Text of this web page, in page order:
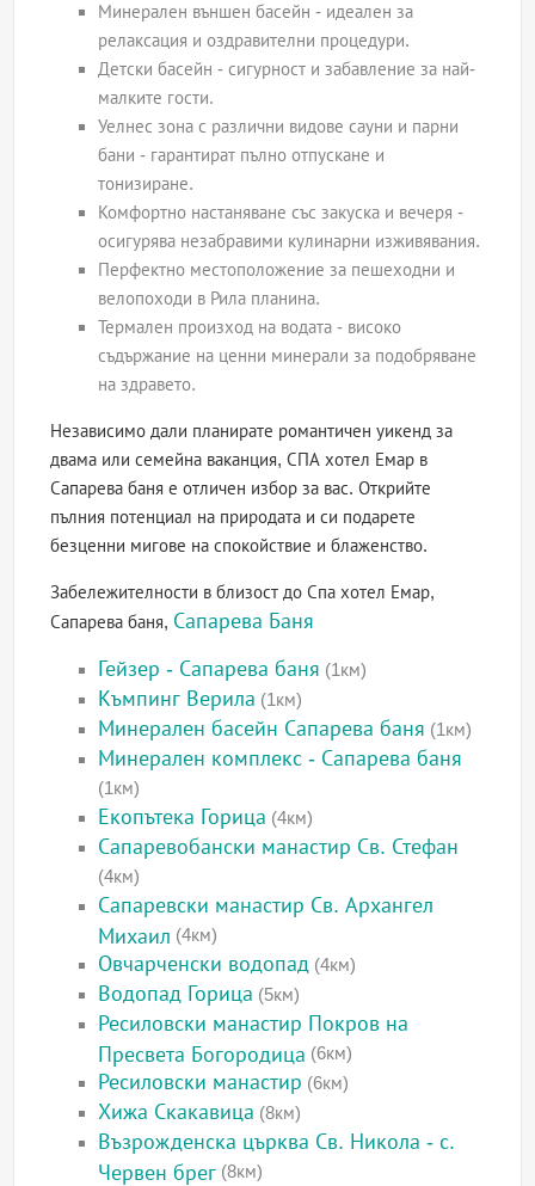
Минерален външен басейн - идеален за
релаксация и оздравителни процедури.
Детски басейн - сигурност и забавление за най-
малките гости.
Уелнес зона с различни видове сауни и парни
бани - гарантират пълно отпускане и
тонизиране.
Комфортно настаняване със закуска и вечеря -
осигурява незабравими кулинарни изживявания.
Перфектно местоположение за пешеходни и
велопоходи в Рила планина.
Термален произход на водата - високо
съдържание на ценни минерали за подобряване
на здравето.
Независимо дали планирате романтичен уикенд за
двама или семейна ваканция, СПА хотел Емар в
Сапарева баня е отличен избор за вас. Открийте
пълния потенциал на природата и си подарете
безценни мигове на спокойствие и блаженство.
Забележителности в близост до Спа хотел Емар,
Сапарева баня, Сапарева Баня
Гейзер - Сапарева баня (1км)
Къмпинг Верила (1км)
Минерален басейн Сапарева баня (1км)
Минерален комплекс - Сапарева баня
(1км)
Екопътека Горица (4км)
Сапаревобански манастир Св. Стефан
(4км)
Сапаревски манастир Св. Архангел
Михаил (4км)
Овчарченски водопад (4км)
Водопад Горица (5км)
Ресиловски манастир Покров на
Пресвета Богородица (6км)
Ресиловски манастир (6км)
Хижа Скакавица (8км)
Възрожденска църква Св. Никола - с.
Червен брег (8км)